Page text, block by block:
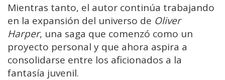
Mientras tanto, el autor continúa trabajando
en la expansión del universo de Oliver
Harper, una saga que comenzó como un
proyecto personal y que ahora aspira a
consolidarse entre los aficionados a la
fantasía juvenil.